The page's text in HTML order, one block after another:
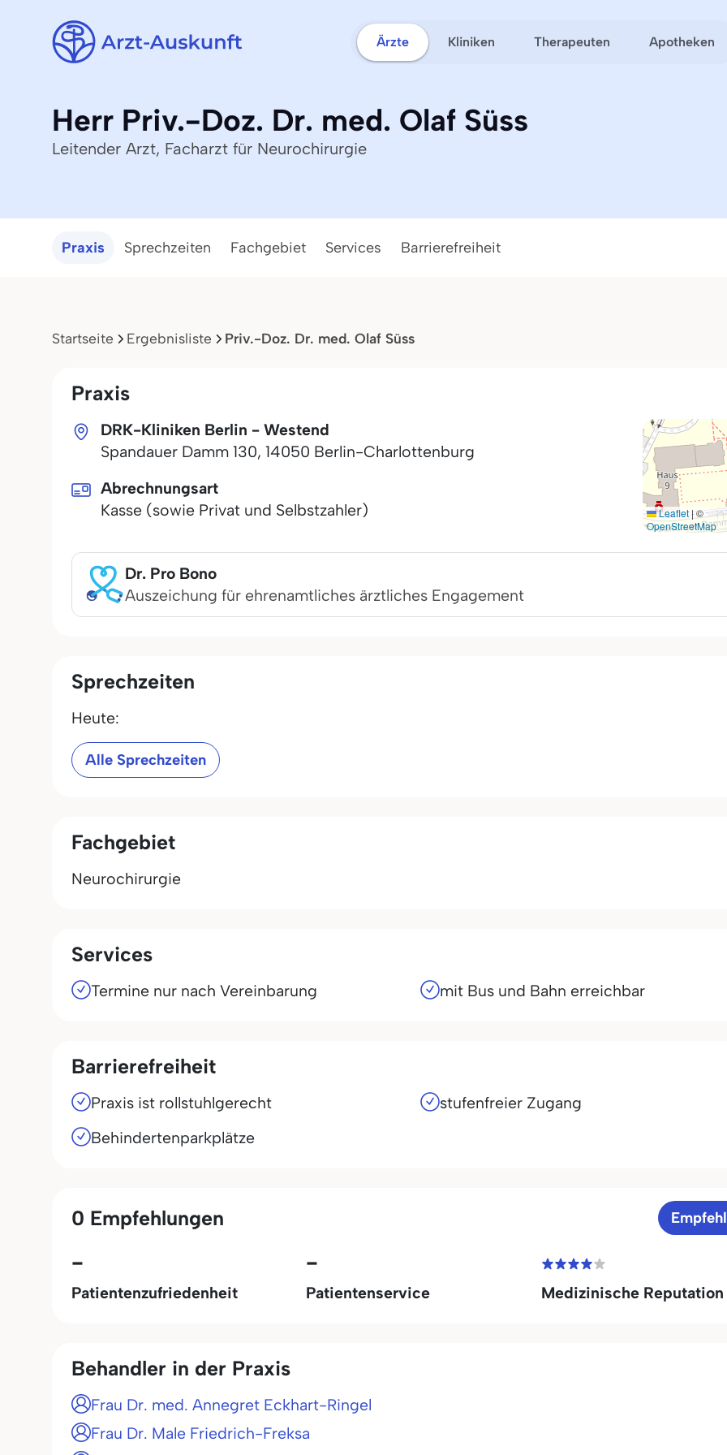
Ärzte Kliniken Therapeuten Apotheken
Herr Priv.-Doz. Dr. med. Olaf Süss
Leitender Arzt, Facharzt für Neurochirurgie
Praxis Sprechzeiten Fachgebiet Services Barrierefreiheit
Startseite Ergebnisliste Priv.-Doz. Dr. med. Olaf Süss
Praxis
DRK-Kliniken Berlin - Westend
Spandauer Damm 130, 14050 Berlin-Charlottenburg
Leaflet|©
OpenStreetMap
Abrechnungsart
Kasse (sowie Privat und Selbstzahler)
Dr. Pro Bono
Auszeichung für ehrenamtliches ärztliches Engagement
Sprechzeiten
Heute:
Alle Sprechzeiten
Fachgebiet
Neurochirurgie
Services
Termine nur nach Vereinbarung mit Bus und Bahn erreichbar
Barrierefreiheit
Praxis ist rollstuhlgerecht
stufenfreier Zugang
Behindertenparkplätze
0 Empfehlungen
-
Patientenzufriedenheit
-
Patientenservice Medizinische Reputation
Behandler in der Praxis
Frau Dr. med. Annegret Eckhart-Ringel
Frau Dr. Male Friedrich-Freksa